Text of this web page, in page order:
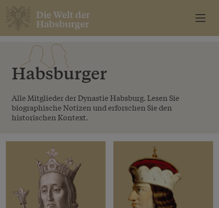
Die Welt der
Habsburger
Habsburger
Alle Mitglieder der Dynastie Habsburg. Lesen Sie
biographische Notizen und erforschen Sie den
historischen Kontext.